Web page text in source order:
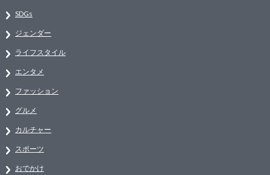
SDGs
ジェンダー
ライフスタイル
エンタメ
ファッション
グルメ
カルチャー
スポーツ
おでかけ